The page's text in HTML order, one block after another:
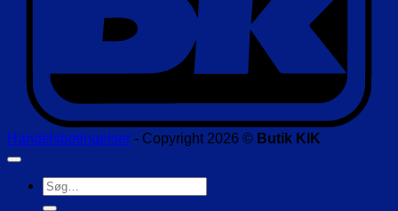
Handelsbetingelser - Copyright 2026 © Butik KIK
Søg
efter: